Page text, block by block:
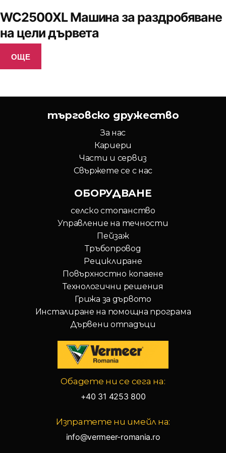
WC2500XL Машина за раздробяване
на цели дървета
ОЩЕ
търговско дружество
За нас
Кариери
Части и сервиз
Свържете се с нас
ОБОРУДВАНЕ
селско стопанство
Управление на течности
Пейзаж
Тръбопровод
Рециклиране
Повърхностно копаене
Технологични решения
Грижа за дървото
Инсталиране на помощна програма
Дървени отпадъци
Corporation
-
Romania
Обадете ни се сега на:
+40 31 4253 800
Изпратете ни имейл на:
info@vermeer-romania.ro